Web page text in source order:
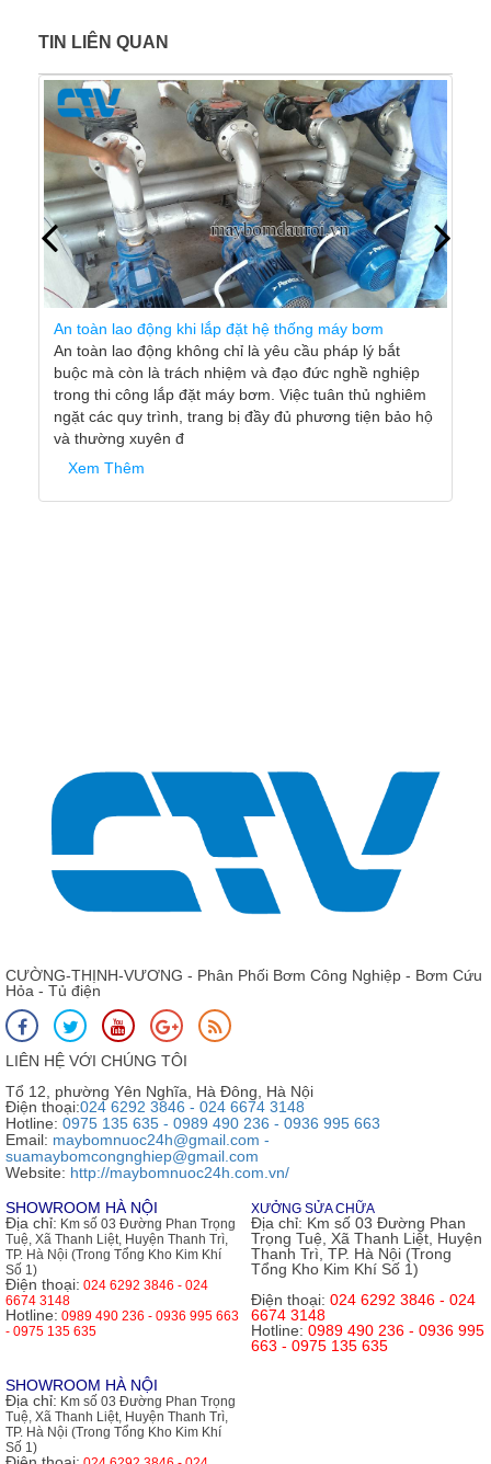
TIN LIÊN QUAN
An toàn lao động khi lắp đặt hệ thống máy bơm
An toàn lao động không chỉ là yêu cầu pháp lý bắt
buộc mà còn là trách nhiệm và đạo đức nghề nghiệp
trong thi công lắp đặt máy bơm. Việc tuân thủ nghiêm
ngặt các quy trình, trang bị đầy đủ phương tiện bảo hộ
và thường xuyên đ
Xem Thêm
CƯỜNG-THỊNH-VƯƠNG - Phân Phối Bơm Công Nghiệp - Bơm Cứu
Hỏa - Tủ điện
LIÊN HỆ VỚI CHÚNG TÔI
Tổ 12, phường Yên Nghĩa, Hà Đông, Hà Nội
Điện thoại:024 6292 3846 - 024 6674 3148
Hotline: 0975 135 635 - 0989 490 236 - 0936 995 663
Email: maybomnuoc24h@gmail.com -
suamaybomcongnghiep@gmail.com
Website: http://maybomnuoc24h.com.vn/
SHOWROOM HÀ NỘI
Địa chỉ: Km số 03 Đường Phan Trọng
Tuệ, Xã Thanh Liệt, Huyện Thanh Trì,
TP. Hà Nội (Trong Tổng Kho Kim Khí
Số 1)
Điện thoại: 024 6292 3846 - 024
6674 3148
Hotline: 0989 490 236 - 0936 995 663
- 0975 135 635
XƯỞNG SỬA CHỮA
Địa chỉ: Km số 03 Đường Phan
Trọng Tuệ, Xã Thanh Liệt, Huyện
Thanh Trì, TP. Hà Nội (Trong
Tổng Kho Kim Khí Số 1)
Điện thoại: 024 6292 3846 - 024
6674 3148
Hotline: 0989 490 236 - 0936 995
663 - 0975 135 635
SHOWROOM HÀ NỘI
Địa chỉ: Km số 03 Đường Phan Trọng
Tuệ, Xã Thanh Liệt, Huyện Thanh Trì,
TP. Hà Nội (Trong Tổng Kho Kim Khí
Số 1)